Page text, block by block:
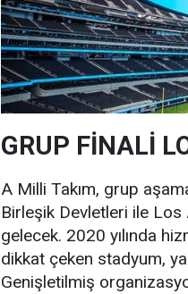
GRUP FİNALİ
A Milli Takım, grup
Birleşik Devletleri ile Los
gelecek. 2020 yılında
dikkat çeken stadyum,
Genişletilmiş